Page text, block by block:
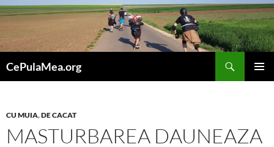
Skip
to
content
CePulaMea.org
CU MUIA,DE CACAT
MASTURBAREA DAUNEAZA